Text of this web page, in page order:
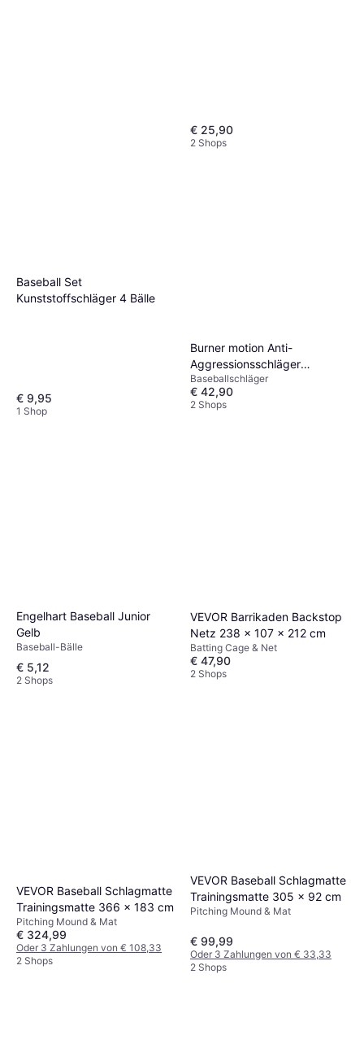
€ 25,90
2 Shops
Baseball Set
Kunststoffschläger 4 Bälle
€ 9,95
1 Shop
Burner motion Anti-
Aggressionsschläger
Gladiators Bats
Baseballschläger
€ 42,90
2 Shops
Engelhart Baseball Junior
Gelb
Baseball-Bälle
€ 5,12
2 Shops
VEVOR Barrikaden Backstop
Netz 238 x 107 x 212 cm
Batting Cage & Net
€ 47,90
2 Shops
VEVOR Baseball Schlagmatte
Trainingsmatte 366 x 183 cm
Pitching Mound & Mat
€ 324,99
Oder 3 Zahlungen von € 108,33
2 Shops
VEVOR Baseball Schlagmatte
Trainingsmatte 305 x 92 cm
Pitching Mound & Mat
€ 99,99
Oder 3 Zahlungen von € 33,33
2 Shops